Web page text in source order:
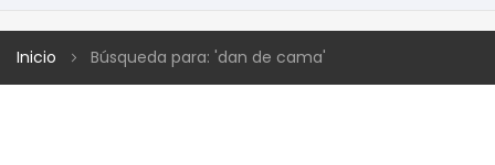
Inicio Búsqueda para: 'dan de cama'